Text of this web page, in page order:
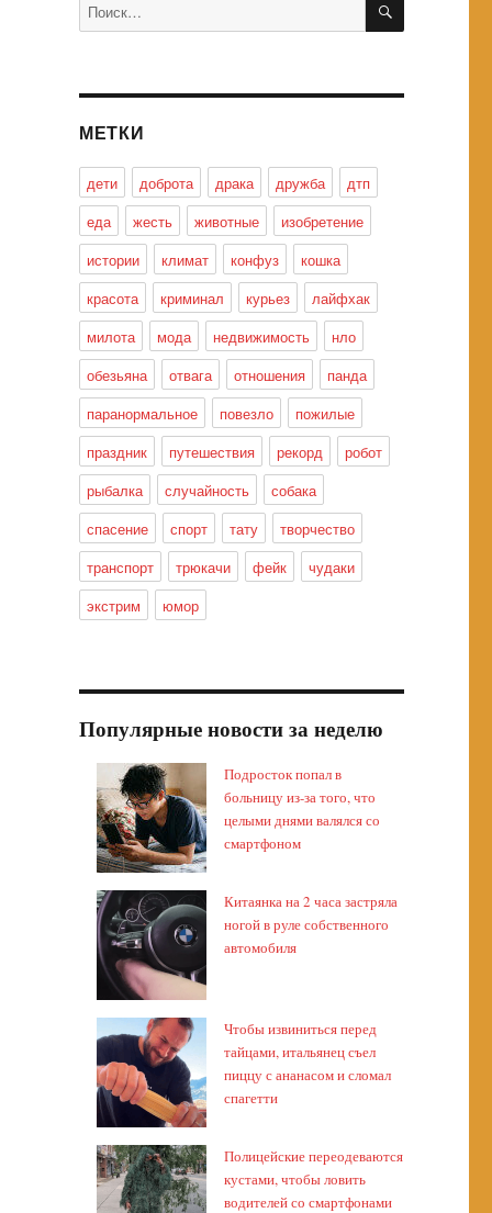
МЕТКИ
дети доброта драка дружба
дтп
еда
жесть животные
изобретение
истории
климат конфуз
кошка
красота
криминал курьез
лайфхак
милота
мода недвижимость
нло
обезьяна
отвага отношения
панда
паранормальное
повезло
пожилые
праздник
путешествия рекорд
робот
рыбалка
случайность
собака
спасение
спорт тату
творчество
транспорт
трюкачи фейк
чудаки
экстрим
юмор
Популярные новости за неделю
Подросток попал в
больницу из-за того, что
целыми днями валялся со
смартфоном
Китаянка на 2 часа застряла
ногой в руле собственного
автомобиля
Чтобы извиниться перед
тайцами, итальянец съел
пиццу с ананасом и сломал
спагетти
Полицейские переодеваются
кустами, чтобы ловить
водителей со смартфонами